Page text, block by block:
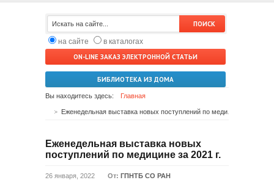
на сайте
в каталогах
ON-LINE ЗАКАЗ ЭЛЕКТРОННОЙ СТАТЬИ
БИБЛИОТЕКА ИЗ ДОМА
Вы находитесь здесь: Главная
Еженедельная выставка новых
поступлений по медицине за 2021 г.
26 января, 2022 От: ГПНТБ СО РАН